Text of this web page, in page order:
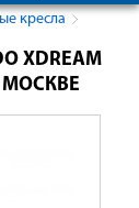
кресла
XDREAM
МОСКВЕ